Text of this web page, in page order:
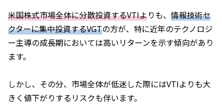
米国株式市場全体に分散投資するVTIよりも、 情報技術セ
クターに集中投資するVGTの方が、特に近年のテクノロジ
ー主導の成長期においては高いリターンを示す傾向があり
ます。
しかし、その分、市場全体が低迷した際にはVTIよりも大
きく値下がりするリスクも伴います。